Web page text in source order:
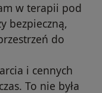
w terapii pod
bezpieczną,
do
i cennych
To nie była